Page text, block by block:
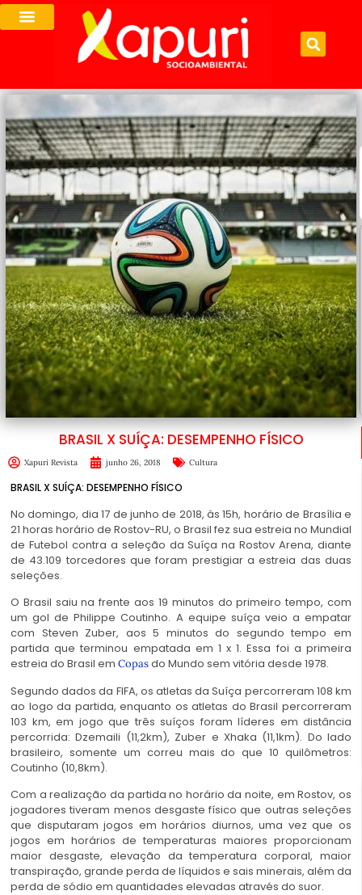
BRASIL X SUÍÇA: DESEMPENHO FÍSICO
Xapuri Revista junho 26, 2018 Cultura
BRASIL X SUÍÇA: DESEMPENHO FÍSICO
No domingo, dia 17 de junho de 2018, às 15h, horário de Brasília e
21 horas horário de Rostov-RU, o Brasil fez sua estreia no Mundial
de Futebol contra a seleção da Suíça na Rostov Arena, diante
de 43.109 torcedores que foram prestigiar a estreia das duas
seleções.
O Brasil saiu na frente aos 19 minutos do primeiro tempo, com
um gol de Philippe Coutinho. A equipe suíça veio a empatar
com Steven Zuber, aos 5 minutos do segundo tempo em
partida que terminou empatada em 1 x 1. Essa foi a primeira
estreia do Brasil em Copasdo Mundo sem vitória desde 1978.
Segundo dados da FIFA, os atletas da Suíça percorreram 108 km
ao logo da partida, enquanto os atletas do Brasil percorreram
103 km, em jogo que três suíços foram líderes em distância
percorrida: Dzemaili (11,2km), Zuber e Xhaka (11,1km). Do lado
brasileiro, somente um correu mais do que 10 quilômetros:
Coutinho (10,8km).
Com a realização da partida no horário da noite, em Rostov, os
jogadores tiveram menos desgaste físico que outras seleções
que disputaram jogos em horários diurnos, uma vez que os
jogos em horários de temperaturas maiores proporcionam
maior desgaste, elevação da temperatura corporal, maior
transpiração, grande perda de líquidos e sais minerais, além da
perda de sódio em quantidades elevadas através do suor.